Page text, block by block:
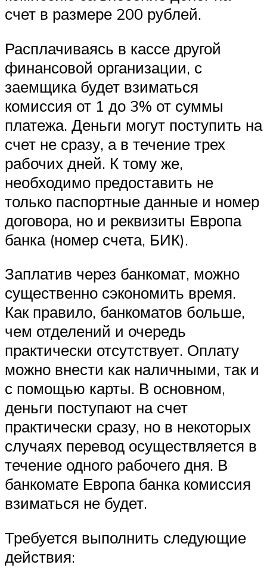
счет в размере 200 рублей.
Расплачиваясь в кассе другой
финансовой организации, с
заемщика будет взиматься
комиссия от 1 до 3% от суммы
платежа. Деньги могут поступить на
счет не сразу, а в течение трех
рабочих дней. К тому же,
необходимо предоставить не
только паспортные данные и номер
договора, но и реквизиты Европа
банка (номер счета, БИК).
Заплатив через банкомат, можно
существенно сэкономить время.
Как правило, банкоматов больше,
чем отделений и очередь
практически отсутствует. Оплату
можно внести как наличными, так и
с помощью карты. В основном,
деньги поступают на счет
практически сразу, но в некоторых
случаях перевод осуществляется в
течение одного рабочего дня. В
банкомате Европа банка комиссия
взиматься не будет.
Требуется выполнить следующие
действия: